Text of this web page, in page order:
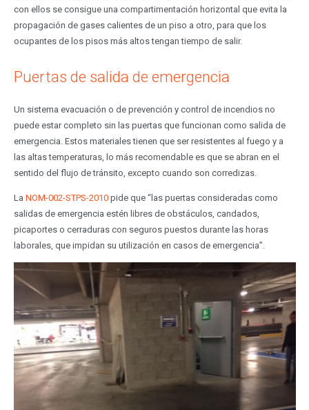
con ellos se consigue una compartimentación horizontal que evita la
propagación de gases calientes de un piso a otro, para que los
ocupantes de los pisos más altos tengan tiempo de salir.
Puertas de salida de emergencia
Un sistema evacuación o de prevención y control de incendios no
puede estar completo sin las puertas que funcionan como salida de
emergencia. Estos materiales tienen que ser resistentes al fuego y a
las altas temperaturas, lo más recomendable es que se abran en el
sentido del flujo de tránsito, excepto cuando son corredizas.
La NOM-002-STPS-2010pide que “las puertas consideradas como
salidas de emergencia estén libres de obstáculos, candados,
picaportes o cerraduras con seguros puestos durante las horas
laborales, que impidan su utilización en casos de emergencia”.